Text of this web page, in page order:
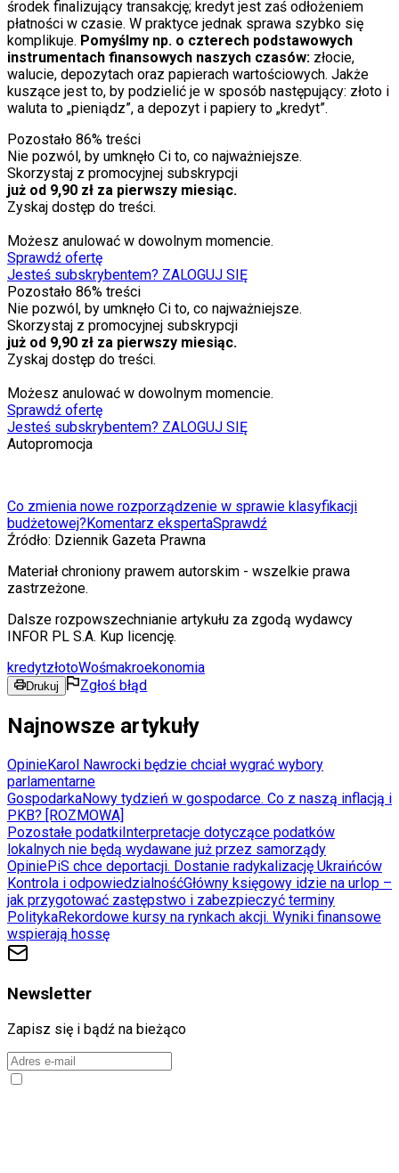
środek finalizujący transakcję; kredyt jest zaś odłożeniem
płatności w czasie. W praktyce jednak sprawa szybko się
komplikuje. Pomyślmy np. o czterech podstawowych
instrumentach finansowych naszych czasów: złocie,
walucie, depozytach oraz papierach wartościowych. Jakże
kuszące jest to, by podzielić je w sposób następujący: złoto i
waluta to „pieniądz”, a depozyt i papiery to „kredyt”.
Pozostało 86% treści
Nie pozwól, by umknęło Ci to, co najważniejsze.
Skorzystaj z promocyjnej subskrypcji
już od 9,90 zł za pierwszy miesiąc.
Zyskaj dostęp do treści.
Możesz anulować w dowolnym momencie.
Sprawdź ofertę
Jesteś subskrybentem? ZALOGUJ SIĘ
Pozostało 86% treści
Nie pozwól, by umknęło Ci to, co najważniejsze.
Skorzystaj z promocyjnej subskrypcji
już od 9,90 zł za pierwszy miesiąc.
Zyskaj dostęp do treści.
Możesz anulować w dowolnym momencie.
Sprawdź ofertę
Jesteś subskrybentem? ZALOGUJ SIĘ
Autopromocja
Co zmienia nowe rozporządzenie w sprawie klasyfikacji
budżetowej?Komentarz ekspertaSprawdź
Źródło: Dziennik Gazeta Prawna
Materiał chroniony prawem autorskim - wszelkie prawa
zastrzeżone.
Dalsze rozpowszechnianie artykułu za zgodą wydawcy
INFOR PL S.A. Kup licencję.
kredytzłotoWośmakroekonomia
Drukuj Zgłoś błąd
Najnowsze artykuły
OpinieKarol Nawrocki będzie chciał wygrać wybory
parlamentarne
GospodarkaNowy tydzień w gospodarce. Co z naszą inflacją i
PKB? [ROZMOWA]
Pozostałe podatki Interpretacje dotyczące podatków
lokalnych nie będą wydawane już przez samorządy
OpiniePiS chce deportacji. Dostanie radykalizację Ukraińców
Kontrola i odpowiedzialnośćGłówny księgowy idzie na urlop –
jak przygotować zastępstwo i zabezpieczyć terminy
PolitykaRekordowe kursy na rynkach akcji. Wyniki finansowe
wspierają hossę
Newsletter
Zapisz się i bądź na bieżąco